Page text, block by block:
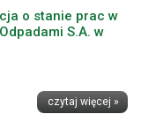
o stanie prac w
S.A. w
czytaj więcej »